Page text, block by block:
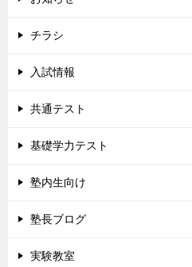
チラシ
入試情報
共通テスト
基礎学力テスト
塾内生向け
塾長ブログ
実験教室